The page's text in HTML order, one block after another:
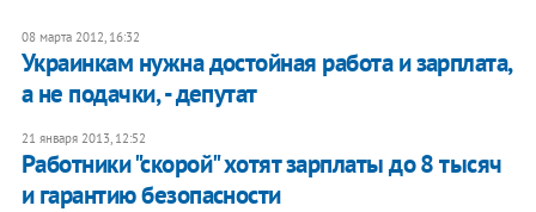
08 марта 2012, 16:32
Украинкам нужна достойная работа и зарплата,
а не подачки, - депутат
21 января 2013, 12:52
Работники "скорой" хотят зарплаты до 8 тысяч
и гарантию безопасности